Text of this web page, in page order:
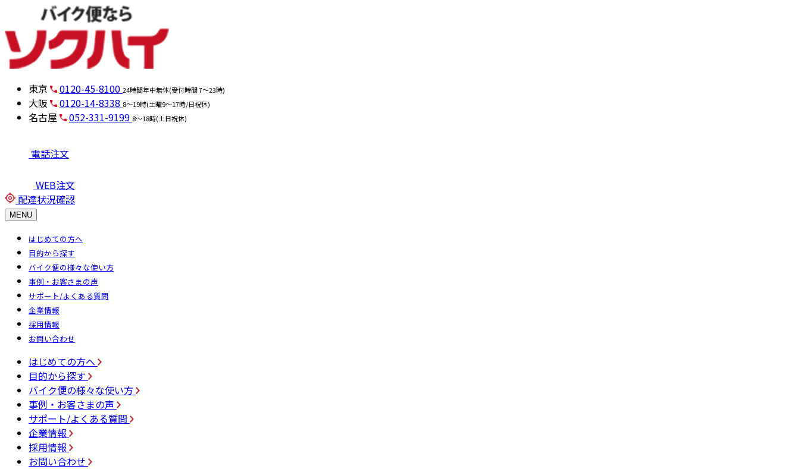
東京 0120-45-8100 24時間年中無休(受付時間 7～23時)
大阪 0120-14-8338 8～19時(土曜9～17時/日祝休)
名古屋 052-331-9199 8～18時(土日祝休)
電話注文
WEB注文
配達状況確認
MENU
はじめての方へ
目的から探す
バイク便の様々な使い方
事例・お客さまの声
サポート/よくある質問
企業情報
採用情報
お問い合わせ
はじめての方へ
目的から探す
バイク便の様々な使い方
事例・お客さまの声
サポート/よくある質問
企業情報
採用情報
お問い合わせ